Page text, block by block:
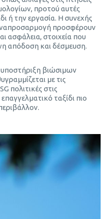
προτού αυτές
ή την εργασία. Η συνεχής
προσφέρουν
ασφάλεια, στοιχεία που
απόδοση και δέσμευση.
βιώσιμων
με τις
πολιτικές στις
ταξίδι πιο